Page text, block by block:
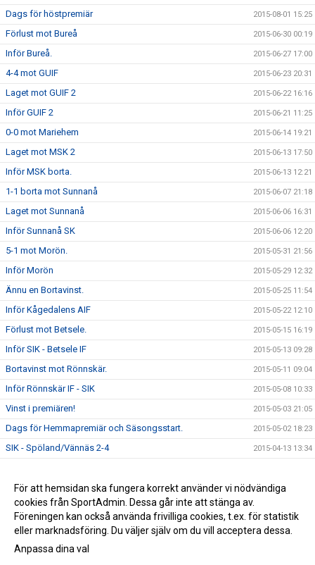
Dags för höstpremiär 2015-08-01 15:25
Förlust mot Bureå 2015-06-30 00:19
Inför Bureå. 2015-06-27 17:00
4-4 mot GUIF 2015-06-23 20:31
Laget mot GUIF 2 2015-06-22 16:16
Inför GUIF 2 2015-06-21 11:25
0-0 mot Mariehem 2015-06-14 19:21
Laget mot MSK 2 2015-06-13 17:50
Inför MSK borta. 2015-06-13 12:21
1-1 borta mot Sunnanå 2015-06-07 21:18
Laget mot Sunnanå 2015-06-06 16:31
Inför Sunnanå SK 2015-06-06 12:20
5-1 mot Morön. 2015-05-31 21:56
Inför Morön 2015-05-29 12:32
Ännu en Bortavinst. 2015-05-25 11:54
Inför Kågedalens AIF 2015-05-22 12:10
Förlust mot Betsele. 2015-05-15 16:19
Inför SIK - Betsele IF 2015-05-13 09:28
Bortavinst mot Rönnskär. 2015-05-11 09:04
Inför Rönnskär IF - SIK 2015-05-08 10:33
Vinst i premiären! 2015-05-03 21:05
Dags för Hemmapremiär och Säsongsstart. 2015-05-02 18:23
SIK - Spöland/Vännäs 2-4 2015-04-13 13:34
Vinst mot MSK2 2015-03-30 10:45
Sandvik - IFK Umeå 2-3 2015-03-22 20:44
För att hemsidan ska fungera korrekt använder vi nödvändiga
cookies från SportAdmin. Dessa går inte att stänga av.
Föreningen kan också använda frivilliga cookies, t.ex. för statistik
eller marknadsföring. Du väljer själv om du vill acceptera dessa.
Anpassa dina val